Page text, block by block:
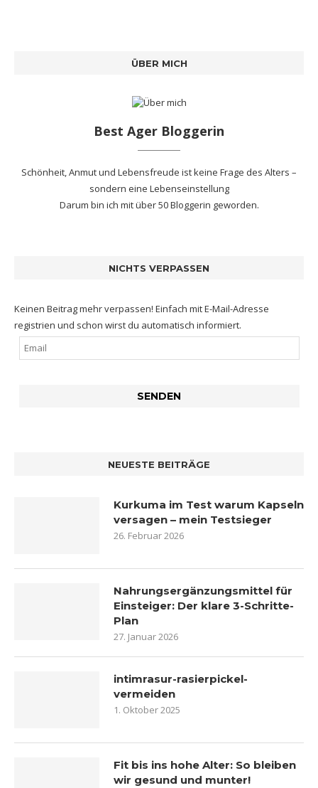
ÜBER MICH
Best Ager Bloggerin
Schönheit, Anmut und Lebensfreude ist keine Frage des Alters –
sondern eine Lebenseinstellung
Darum bin ich mitüber 50 Bloggerin geworden.
NICHTS VERPASSEN
Keinen Beitrag mehr verpassen! Einfach mit E-Mail-Adresse
registrien und schon wirst du automatisch informiert.
NEUESTE BEITRÄGE
Kurkuma im Test warum Kapseln
versagen – mein Testsieger
26. Februar 2026
Nahrungsergänzungsmittel für
Einsteiger: Der klare 3-Schritte-
Plan
27. Januar 2026
intimrasur-rasierpickel-
vermeiden
1. Oktober 2025
Fit bis ins hohe Alter: So bleiben
wir gesund und munter!